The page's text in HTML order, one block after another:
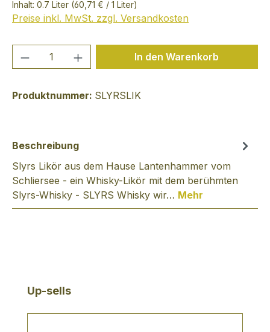
Inhalt: 0.7 Liter (60,71 € / 1 Liter)
Preise inkl. MwSt. zzgl. Versandkosten
Produkt Anzahl: Gib denIn den Warenkorb
Produktnummer: SLYRSLIK
Beschreibung
Slyrs Likör aus dem Hause Lantenhammer vom
Schliersee - ein Whisky-Likör mit dem berühmten
Slyrs-Whisky - SLYRS Whisky wir… Mehr
Produktgalerie überspringen
Up-sells